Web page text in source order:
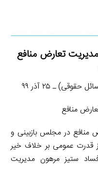
تعارض منافع
ـ ۲۵ آذر ۹۹
منافع
منافع در مجلس بازبینی و
قدرت عمومی بر خلاف خیر
ستیز مرهون مدیریت